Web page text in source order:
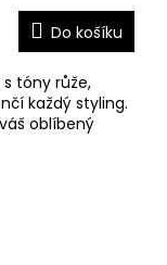
Do košíku
tóny růže,
každý styling.
oblíbený